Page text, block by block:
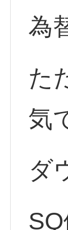
為
た
気
ダ